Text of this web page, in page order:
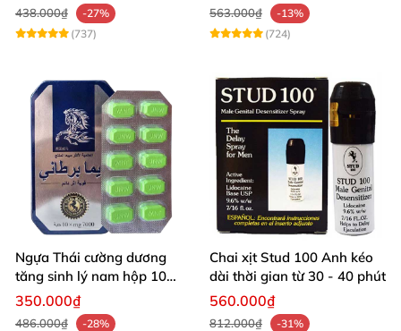
438.000₫
-27%
(737)
563.000₫
-13%
(724)
Ngựa Thái cường dương
tăng sinh lý nam hộp 10
viên cao cấp chuẩn Thái
350.000₫
486.000₫
-28%
Chai xịt Stud 100 Anh kéo
dài thời gian từ 30 - 40 phút
560.000₫
812.000₫
-31%